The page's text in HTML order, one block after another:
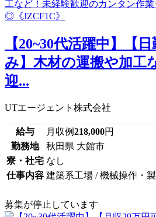
【20~30代活躍中】【
み】木材の運搬や加工
迎...
UTエージェント株式会社
給与 月収例218,000円
勤務地
秋田県 大館市
寮・社宅 なし
仕事内容 建築系工場 / 機械操作・
募集が停止しています